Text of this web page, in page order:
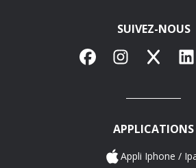
SUIVEZ-NOUS
FacebookInstagram
X
APPLICATIONS
Appli Iphone /